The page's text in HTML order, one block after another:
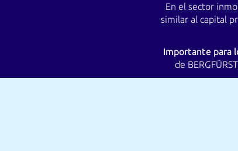
En el sector
similar al capital
Importante para
de